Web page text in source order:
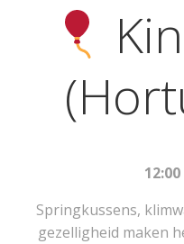
Springkussens,
gezelligheid maken